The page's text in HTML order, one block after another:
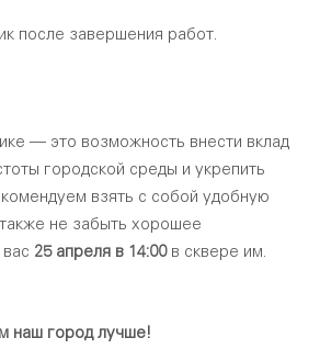
после завершения работ.
— это возможность внести вклад
городской среды и укрепить
взять с собой удобную
не забыть хорошее
25 апреля в 14:00в сквере им.
наш город лучше!